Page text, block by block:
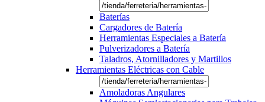
Baterías
Cargadores de Batería
Herramientas Especiales a Batería
Pulverizadores a Batería
Taladros, Atornilladores y Martillos
Herramientas Eléctricas con Cable
Amoladoras Angulares